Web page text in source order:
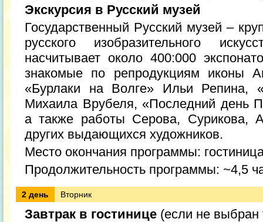
Экскурсия в Русский музей
Государственный Русский музей –
русского изобразительного
насчитывает около 400:000
знакомые по репродукциям иконы
«Бурлаки на Волге» Ильи Репина,
Михаила Врубеля, «Последний день
а также работы Серова, Сурикова,
других выдающихся художников.
Место окончания программы:
Продолжительность программы: ~4,5
2 день Вторник
Завтрак в гостинице (если не выбран